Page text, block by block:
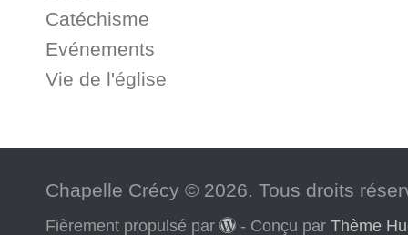
Catéchisme
Evénements
Vie de l'église
Chapelle Crécy © 2026. Tous droits
Fièrement propulsé par - Conçu parThème